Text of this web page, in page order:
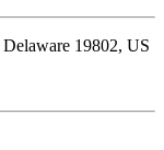
19802, US